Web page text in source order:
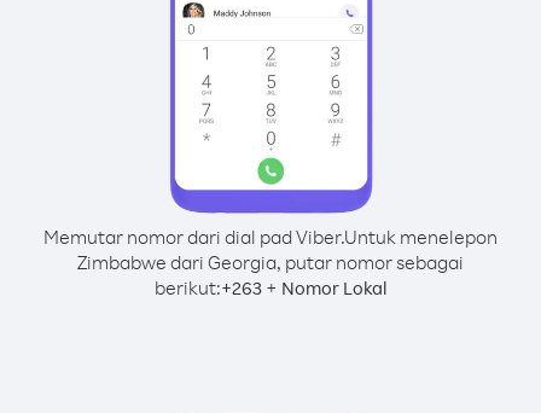
Memutar nomor dari dial pad Viber.Untuk menelepon
Zimbabwe dari Georgia, putar nomor sebagai
berikut:+263+ Nomor Lokal